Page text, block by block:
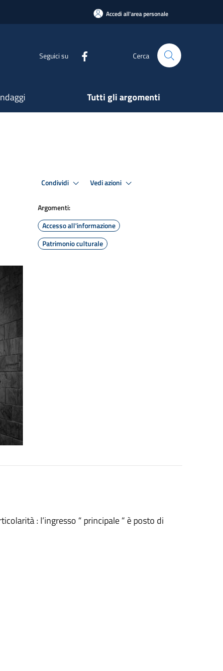
Accedi all'area personale
Seguici su Cerca
Tutti gli argomenti
Condividi Vedi azioni
Argomenti:
Accesso all'informazione
Patrimonio culturale
: l’ingresso “ principale “ è posto di